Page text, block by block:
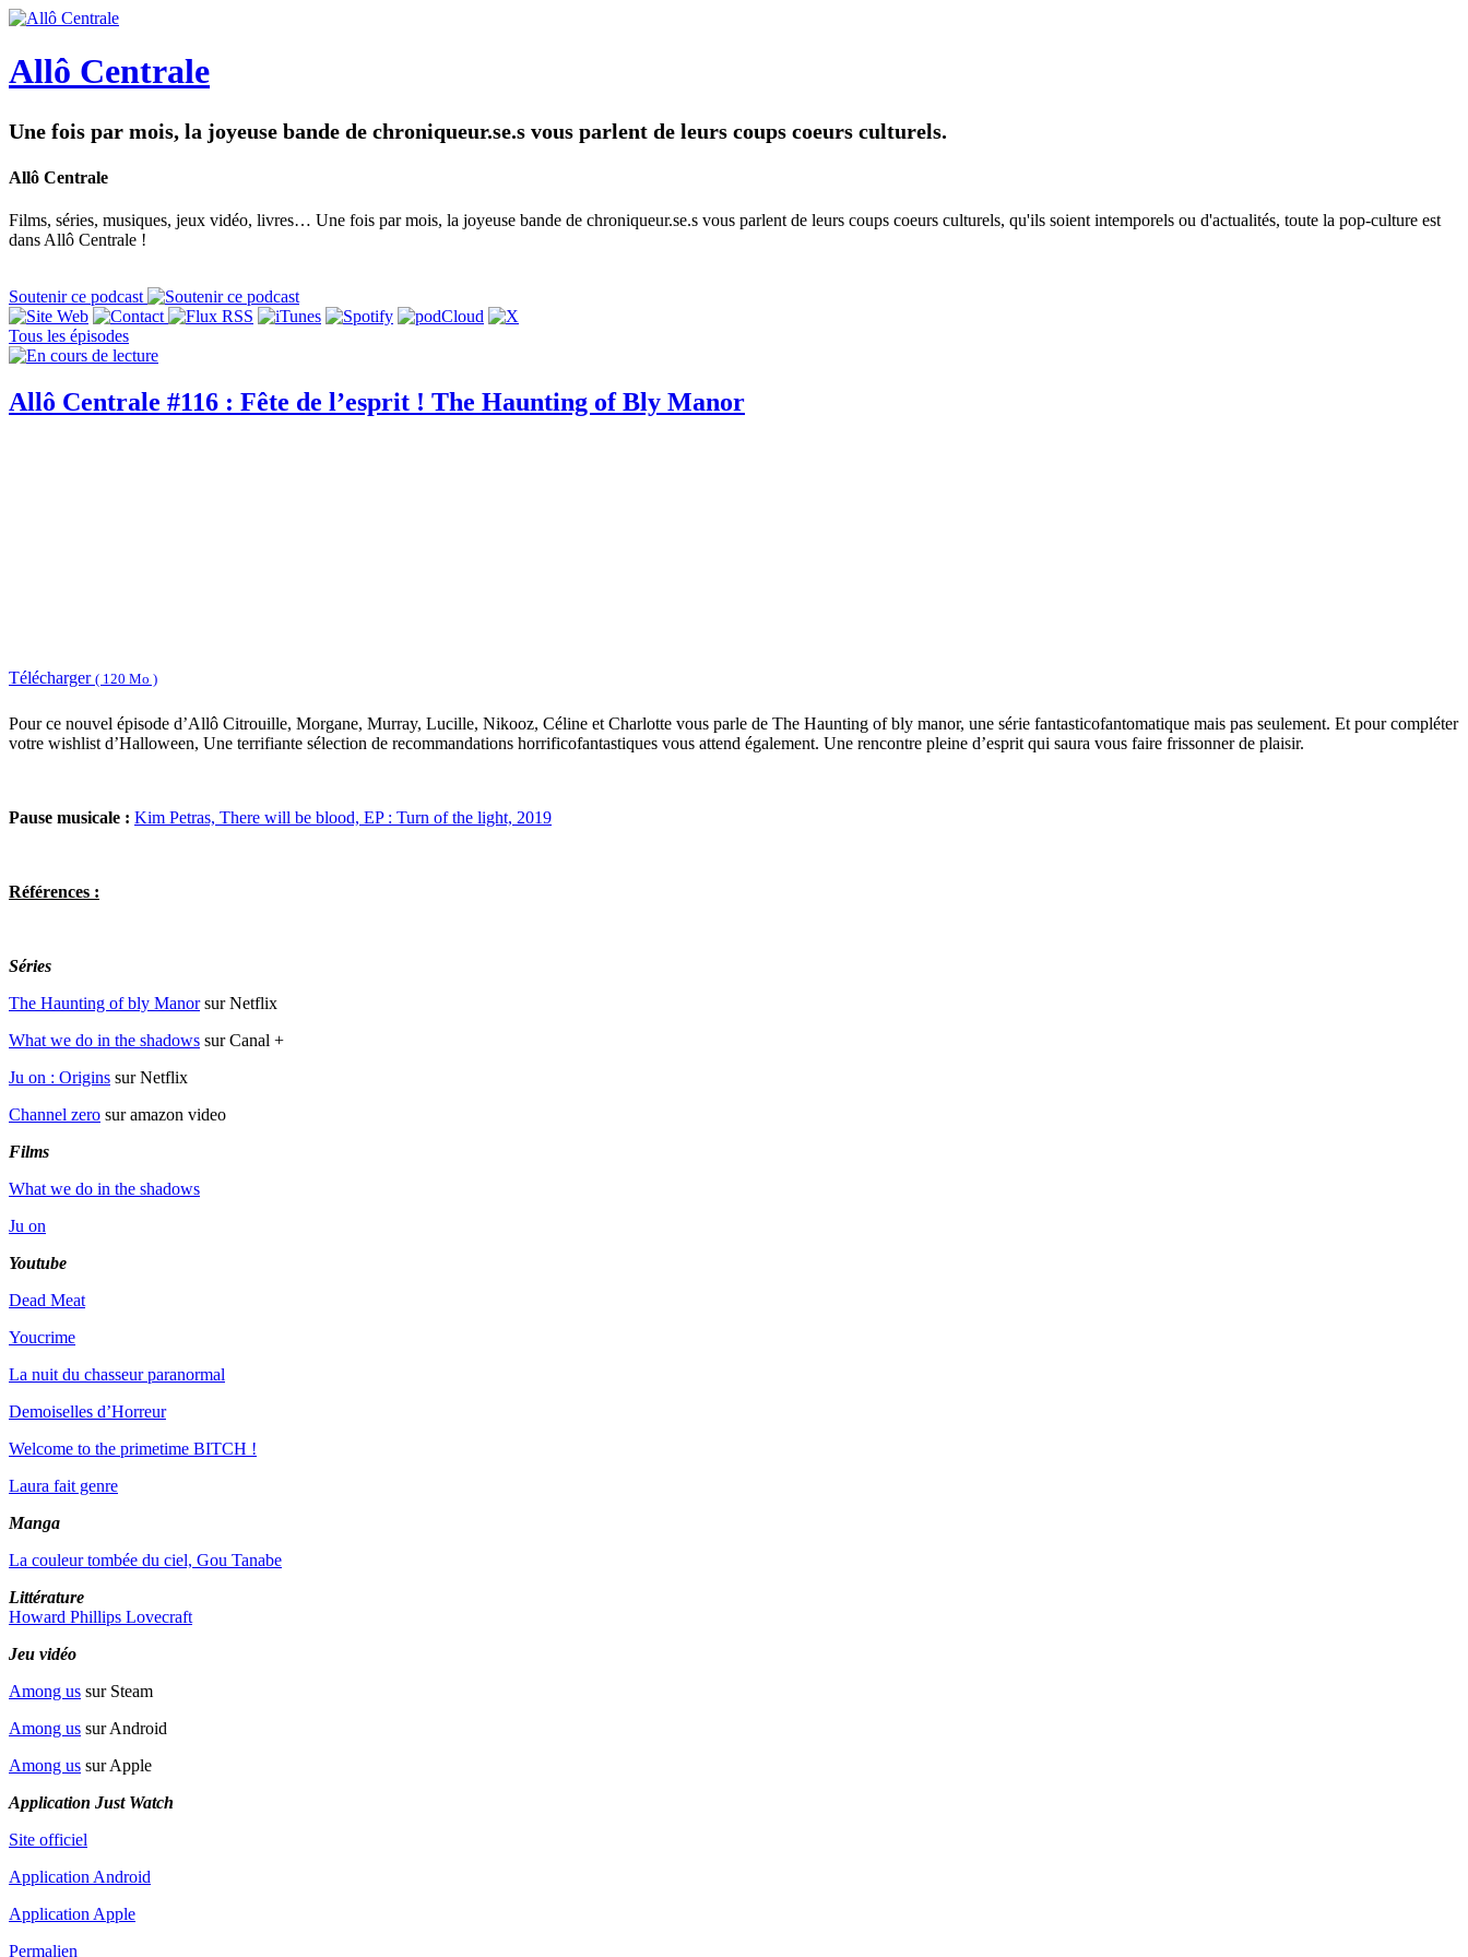
Allô Centrale
Une fois par mois, la joyeuse bande de chroniqueur.se.s vous parlent de leurs coups coeurs culturels.
Allô Centrale
Films, séries, musiques, jeux vidéo, livres… Une fois par mois, la joyeuse bande de chroniqueur.se.s vous parlent de leurs coups coeurs culturels, qu'ils soient intemporels ou d'actualités, toute la pop-culture est
dans Allô Centrale !
Soutenir ce podcast
Tous les épisodes
Allô Centrale #116 : Fête de l’esprit ! The Haunting of Bly Manor
Télécharger ( 120 Mo )
Pour ce nouvel épisode d’Allô Citrouille, Morgane, Murray, Lucille, Nikooz, Céline et Charlotte vous parle de The Haunting of bly manor, une série fantasticofantomatique mais pas seulement. Et pour compléter
votre wishlist d’Halloween, Une terrifiante sélection de recommandations horrificofantastiques vous attend également. Une rencontre pleine d’esprit qui saura vous faire frissonner de plaisir.
Pause musicale : Kim Petras, There will be blood, EP : Turn of the light, 2019
Références :
Séries
The Haunting of bly Manorsur Netflix
What we do in the shadows sur Canal +
Ju on : Origins sur Netflix
Channel zero sur amazon video
Films
What we do in the shadows
Ju on
Youtube
Dead Meat
Youcrime
La nuit du chasseur paranormal
Demoiselles d’Horreur
Welcome to the primetime BITCH !
Laura fait genre
Manga
La couleur tombée du ciel, Gou Tanabe
Littérature
Howard Phillips Lovecraft
Jeu vidéo
Among us sur Steam
Among us sur Android
Among us sur Apple
Application Just Watch
Site officiel
Application Android
Application Apple
Permalien